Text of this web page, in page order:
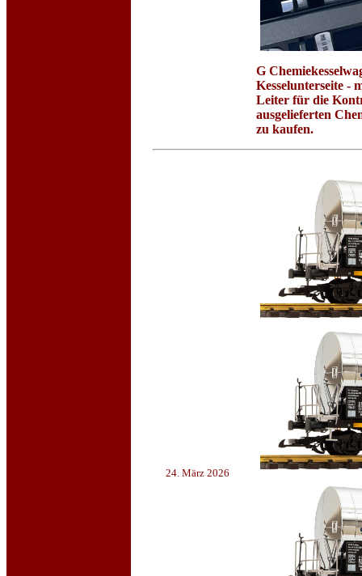
G
Kesselunterseite -
Leiter für die
ausgelieferten
zu kaufen.
24. März 2026